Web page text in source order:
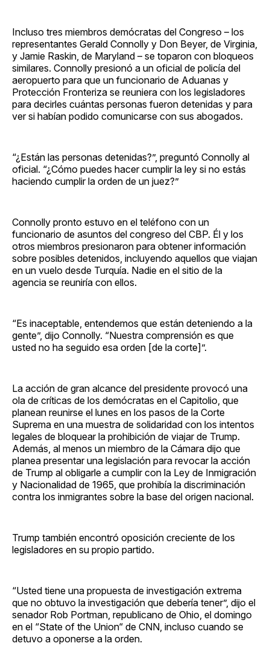
Incluso tres miembros demócratas del Congreso – los
representantes Gerald Connolly y Don Beyer, de Virginia,
y Jamie Raskin, de Maryland – se toparon con bloqueos
similares. Connolly presionó a un oficial de policía del
aeropuerto para que un funcionario de Aduanas y
Protección Fronteriza se reuniera con los legisladores
para decirles cuántas personas fueron detenidas y para
ver si habían podido comunicarse con sus abogados.
“¿Están las personas detenidas?”, preguntó Connolly al
oficial. “¿Cómo puedes hacer cumplir la ley si no estás
haciendo cumplir la orden de un juez?”
Connolly pronto estuvo en el teléfono con un
funcionario de asuntos del congreso del CBP. Él y los
otros miembros presionaron para obtener información
sobre posibles detenidos, incluyendo aquellos que viajan
en un vuelo desde Turquía. Nadie en el sitio de la
agencia se reuniría con ellos.
“Es inaceptable, entendemos que están deteniendo a la
gente”, dijo Connolly. “Nuestra comprensión es que
usted no ha seguido esa orden [de la corte]”.
La acción de gran alcance del presidente provocó una
ola de críticas de los demócratas en el Capitolio, que
planean reunirse el lunes en los pasos de la Corte
Suprema en una muestra de solidaridad con los intentos
legales de bloquear la prohibición de viajar de Trump.
Además, al menos un miembro de la Cámara dijo que
planea presentar una legislación para revocar la acción
de Trump al obligarle a cumplir con la Ley de Inmigración
y Nacionalidad de 1965, que prohibía la discriminación
contra los inmigrantes sobre la base del origen nacional.
Trump también encontró oposición creciente de los
legisladores en su propio partido.
“Usted tiene una propuesta de investigación extrema
que no obtuvo la investigación que debería tener”, dijo el
senador Rob Portman, republicano de Ohio, el domingo
en el “State of the Union“ de CNN, incluso cuando se
detuvo a oponerse a la orden.